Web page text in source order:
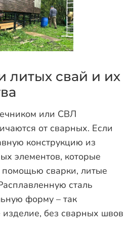
литых свай и их
или СВЛ
от сварных. Если
конструкцию из
элементов, которые
помощью сварки, литые
сталь
форму – так
изделие, без сварных швов